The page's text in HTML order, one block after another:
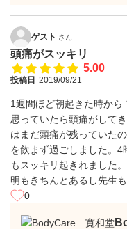
ゲスト さん
頭痛がスッキリ
5.00
投稿日 2019/09/21
1週間ほど朝起きた時から
思っていたら頭痛がして
はまだ頭痛が残っていた
を飲まず過ごしました。
もスッキリ起きれました
明もきちんとあるし先生
0